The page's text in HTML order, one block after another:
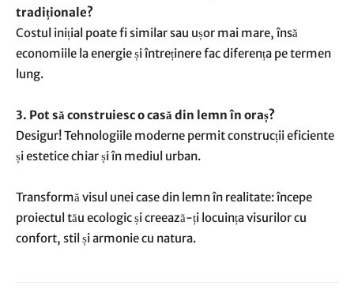
tradiționale?
Costul inițial poate fi similar sau ușor mai mare, însă
economiile la energie și întreținere fac diferența pe termen
lung.
3. Pot să construiesc o casă din lemn în oraș?
Desigur! Tehnologiile moderne permit construcții eficiente
și estetice chiar și în mediul urban.
Transformă visul unei case din lemn în realitate: începe
proiectul tău ecologic și creează-ți locuința visurilor cu
confort, stil și armonie cu natura.